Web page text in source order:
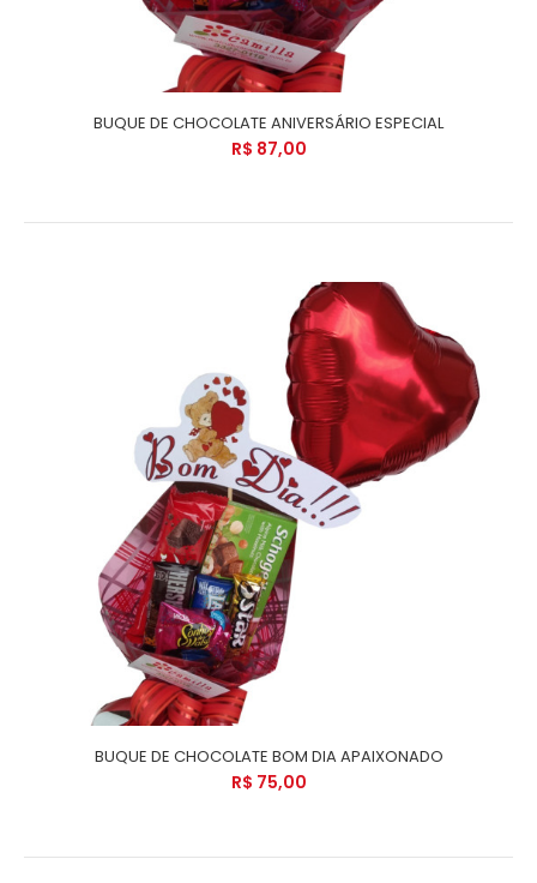
BUQUE DE CHOCOLATE ANIVERSÁRIO ESPECIAL
R$ 87,00
BUQUE DE CHOCOLATE BOM DIA APAIXONADO
R$ 75,00